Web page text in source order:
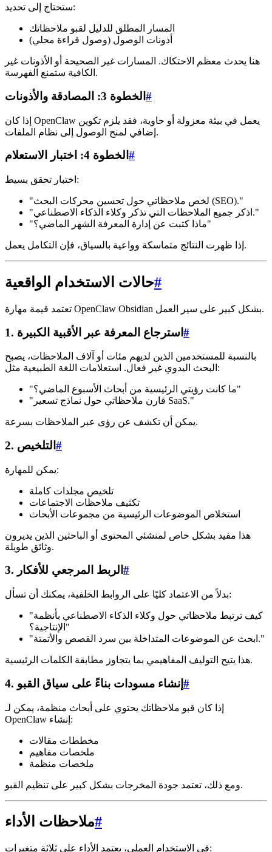
ستحتاج إلى تحديد:
المسار المطلق للدليل لقبو ملاحظاتك
أذونات الوصول (وصول قراءة محلي)
هنا يحدث معظم الاحتكاك. المسارات غير الصحيحة أو الأذونات غير
الكافية ستمنع الفهرسة.
الخطوة 3: المصادقة والأذونات #
إذا كان OpenClaw يعمل في بيئة معزولة أو حاوية، فقد يلزم تكوين
إضافي لمنح الوصول إلى نظام الملفات.
الخطوة 4: اختبار الاستعلام #
اختبار تحقق بسيط:
"لخص ملاحظاتي حول تحسين محركات البحث (SEO)."
"اذكر جميع الملاحظات التي تذكر وكلاء الذكاء الاصطناعي."
"ماذا كتبت عن إدارة المعرفة الشهر الماضي؟"
إذا ظهرت النتائج متماسكة وواعية بالسياق، فإن التكامل يعمل.
حالات الاستخدام الواقعية#
تعتمد قيمة مهارة OpenClaw Obsidian بشكل كبير على سير العمل.
1. استرجاع المعرفة عبر الأقبية الكبيرة #
بالنسبة للمستخدمين الذين لديهم مئات أو آلاف الملاحظات، يصبح
البحث اليدوي غير فعال. استعلامات اللغة الطبيعية مثل:
"ما كانت رؤيتي الرئيسية من أبحاث الأسبوع الماضي؟"
"قارن ملاحظاتي حول نماذج تسعير SaaS."
يمكن أن تكشف عن رؤى عبر الملاحظات بسرعة.
2. التلخيص #
يمكن للمهارة:
تلخيص مجلدات كاملة
تكثيف ملاحظات الاجتماعات
استخلاص الموضوعات الرئيسية من مجموعات الأبحاث
هذا مفيد بشكل خاص لمنشئي المحتوى أو الباحثين الذين يديرون
وثائق طويلة.
3. الربط المرجعي للأفكار #
بدلاً من الاعتماد كليًا على الروابط الخلفية، يمكنك أن تسأل:
"كيف ترتبط ملاحظاتي حول وكلاء الذكاء الاصطناعي بأنظمة
الإنتاجية؟"
"ابحث عن الموضوعات المتداخلة بين سرد القصص والأتمتة."
هذا يتيح التوليف المفاهيمي بما يتجاوز مطابقة الكلمات الرئيسية.
4. إنشاء مسودات بناءً على سياق القبو #
إذا كان قبو ملاحظاتك يحتوي على أبحاث منظمة، يمكن لـ
OpenClaw إنشاء:
مخططات مقالات
ملخصات مفاهيم
ملخصات منظمة
ومع ذلك، تعتمد جودة المخرجات بشكل كبير على تنظيم القبو.
ملاحظات الأداء#
في الاستخدام العملي، يعتمد الأداء على ثلاثة متغيرات: